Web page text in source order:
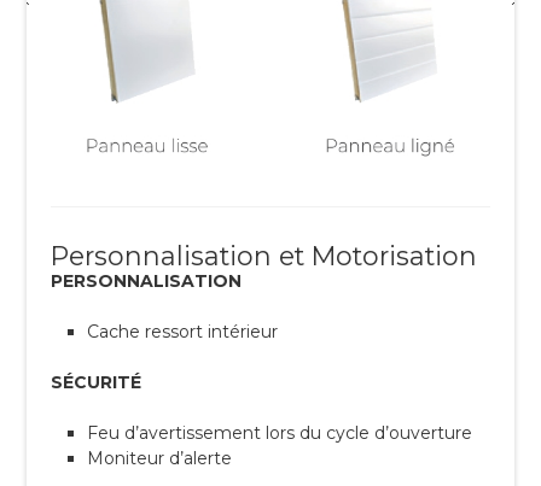
Personnalisation et Motorisation
PERSONNALISATION
Cache ressort intérieur
SÉCURITÉ
Feu d’avertissement lors du cycle d’ouverture
Moniteur d’alerte